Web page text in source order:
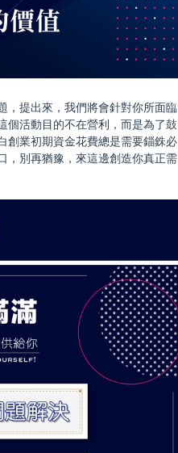
，提出來，我們將會針對你所面臨
個活動目的不在營利，而是為了鼓
創業初期資金花費總是需要錙銖必
，別再猶豫，來這邊創造你真正需